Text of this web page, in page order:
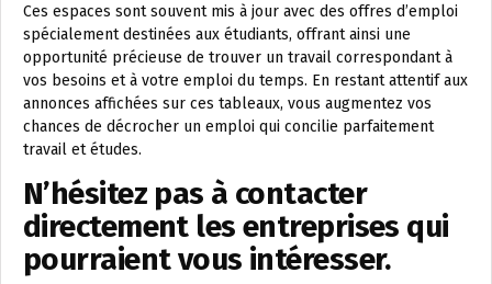
Ces espaces sont souvent mis à jour avec des offres d’emploi
spécialement destinées aux étudiants, offrant ainsi une
opportunité précieuse de trouver un travail correspondant à
vos besoins et à votre emploi du temps. En restant attentif aux
annonces affichées sur ces tableaux, vous augmentez vos
chances de décrocher un emploi qui concilie parfaitement
travail et études.
N’hésitez pas à contacter
directement les entreprises qui
pourraient vous intéresser.